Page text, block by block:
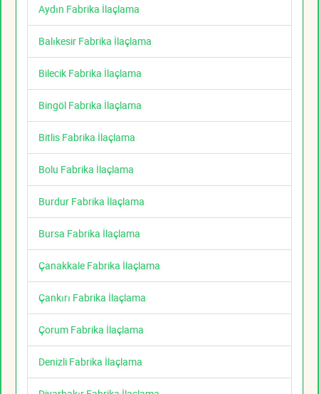
Aydın Fabrika İlaçlama
Balıkesir Fabrika İlaçlama
Bilecik Fabrika İlaçlama
Bingöl Fabrika İlaçlama
Bitlis Fabrika İlaçlama
Bolu Fabrika İlaçlama
Burdur Fabrika İlaçlama
Bursa Fabrika İlaçlama
Çanakkale Fabrika İlaçlama
Çankırı Fabrika İlaçlama
Çorum Fabrika İlaçlama
Denizli Fabrika İlaçlama